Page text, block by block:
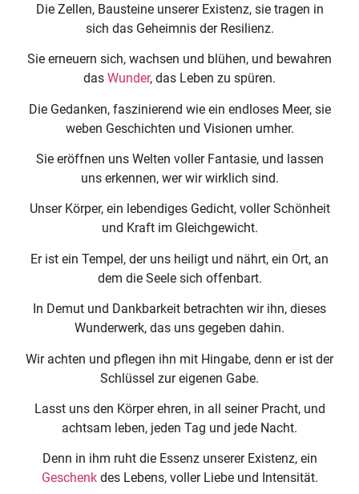
Die Zellen, Bausteine unserer Existenz, sie tragen in
sich das Geheimnis der Resilienz.
Sie erneuern sich, wachsen und blühen, und bewahren
das Wunder, das Leben zu spüren.
Die Gedanken, faszinierend wie ein endloses Meer, sie
weben Geschichten und Visionen umher.
Sie eröffnen uns Welten voller Fantasie, und lassen
uns erkennen, wer wir wirklich sind.
Unser Körper, ein lebendiges Gedicht, voller Schönheit
und Kraft im Gleichgewicht.
Er ist ein Tempel, der uns heiligt und nährt, ein Ort, an
dem die Seele sich offenbart.
In Demut und Dankbarkeit betrachten wir ihn, dieses
Wunderwerk, das uns gegeben dahin.
Wir achten und pflegen ihn mit Hingabe, denn er ist der
Schlüssel zur eigenen Gabe.
Lasst uns den Körper ehren, in all seiner Pracht, und
achtsam leben, jeden Tag und jede Nacht.
Denn in ihm ruht die Essenz unserer Existenz, ein
Geschenkdes Lebens, voller Liebe und Intensität.